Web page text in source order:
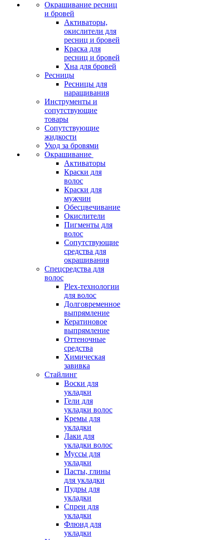
Окрашивание ресниц
и бровей
Активаторы,
окислители для
ресниц и бровей
Краска для
ресниц и бровей
Хна для бровей
Ресницы
Ресницы для
наращивания
Инструменты и
сопутствующие
товары
Сопутствующие
жидкости
Уход за бровями
Окрашивание
Активаторы
Краски для
волос
Краски для
мужчин
Обесцвечивание
Окислители
Пигменты для
волос
Сопутствующие
средства для
окрашивания
Спецсредства для
волос
Plex-технологии
для волос
Долговременное
выпрямление
Кератиновое
выпрямление
Оттеночные
средства
Химическая
завивка
Стайлинг
Воски для
укладки
Гели для
укладки волос
Кремы для
укладки
Лаки для
укладки волос
Муссы для
укладки
Пасты, глины
для укладки
Пудры для
укладки
Спреи для
укладки
Флюид для
укладки